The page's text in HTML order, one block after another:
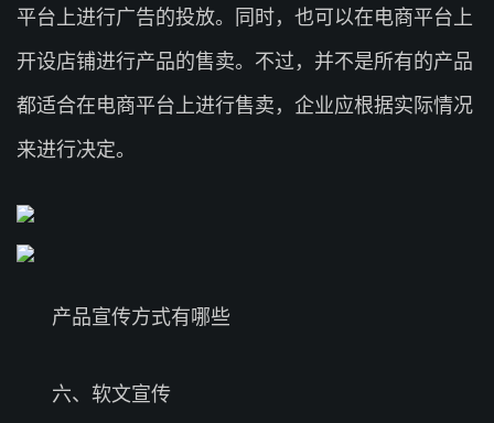
平台上进行广告的投放。同时，也可以在电商平台上
开设店铺进行产品的售卖。不过，并不是所有的产品
都适合在电商平台上进行售卖，企业应根据实际情况
来进行决定。
产品宣传方式有哪些
六、软文宣传